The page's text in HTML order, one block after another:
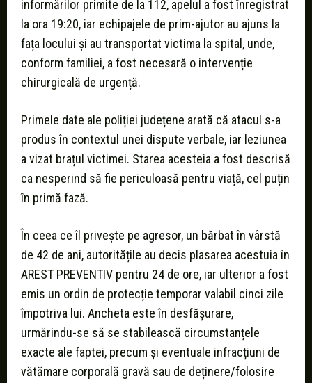
informărilor primite de la 112, apelul a fost înregistrat
la ora 19:20, iar echipajele de prim-ajutor au ajuns la
fața locului și au transportat victima la spital, unde,
conform familiei, a fost necesară o intervenție
chirurgicală de urgență.
Primele date ale poliției județene arată că atacul s-a
produs în contextul unei dispute verbale, iar leziunea
a vizat brațul victimei. Starea acesteia a fost descrisă
ca nesperind să fie periculoasă pentru viață, cel puțin
în primă fază.
În ceea ce îl privește pe agresor, un bărbat în vârstă
de 42 de ani, autoritățile au decis plasarea acestuia în
AREST PREVENTIV pentru 24 de ore, iar ulterior a fost
emis un ordin de protecție temporar valabil cinci zile
împotriva lui. Ancheta este în desfășurare,
urmărindu-se să se stabilească circumstanțele
exacte ale faptei, precum și eventuale infracțiuni de
vătămare corporală gravă sau de deținere/folosire